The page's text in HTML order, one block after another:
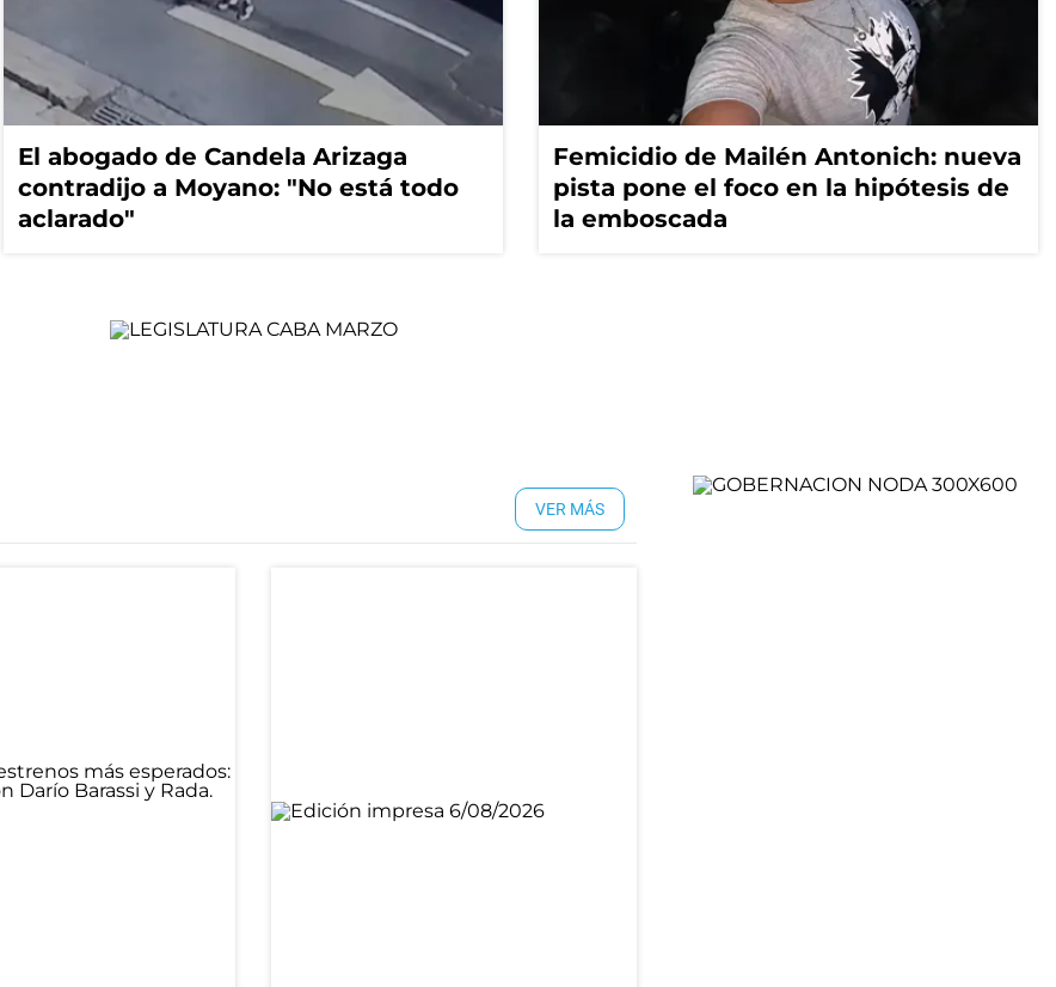
El abogado de Candela Arizaga
contradijo a Moyano: "No está todo
aclarado"
Femicidio de Mailén Antonich: nueva
pista pone el foco en la hipótesis de
la emboscada
VER MÁS